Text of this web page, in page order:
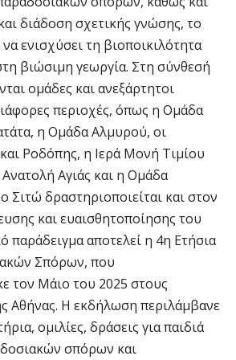
διάδοση σχετικής γνώσης, το
ενισχύσει τη βιοποικιλότητα
βιώσιμη γεωργία. Στη σύνθεσή
ομάδες και ανεξάρτητοι
περιοχές, όπως η Ομάδα
η Ομάδα Αλμυρού, οι
και Ροδόπης, η Ιερά Μονή Τιμίου
Αγιάς και η Ομάδα
Σιτώ δραστηριοποιείται και στον
και ευαισθητοποίησης του
παράδειγμα αποτελεί η 4η Ετήσια
Σπόρων, που
τον Μάιο του 2025 στους
Αθήνας. Η εκδήλωση περιλάμβανε
ομιλίες, δράσεις για παιδιά
σπόρων και